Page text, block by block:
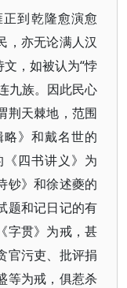
到乾隆愈演愈
，亦无论满人汉
，如被认为“悖
九族。因此民心
荆天棘地，范围
》和戴名世的
《四书讲义》为
钞》和徐述夔的
题和记日记的有
字贯》为戒，甚
官污吏、批评捐
等为戒，俱惹杀